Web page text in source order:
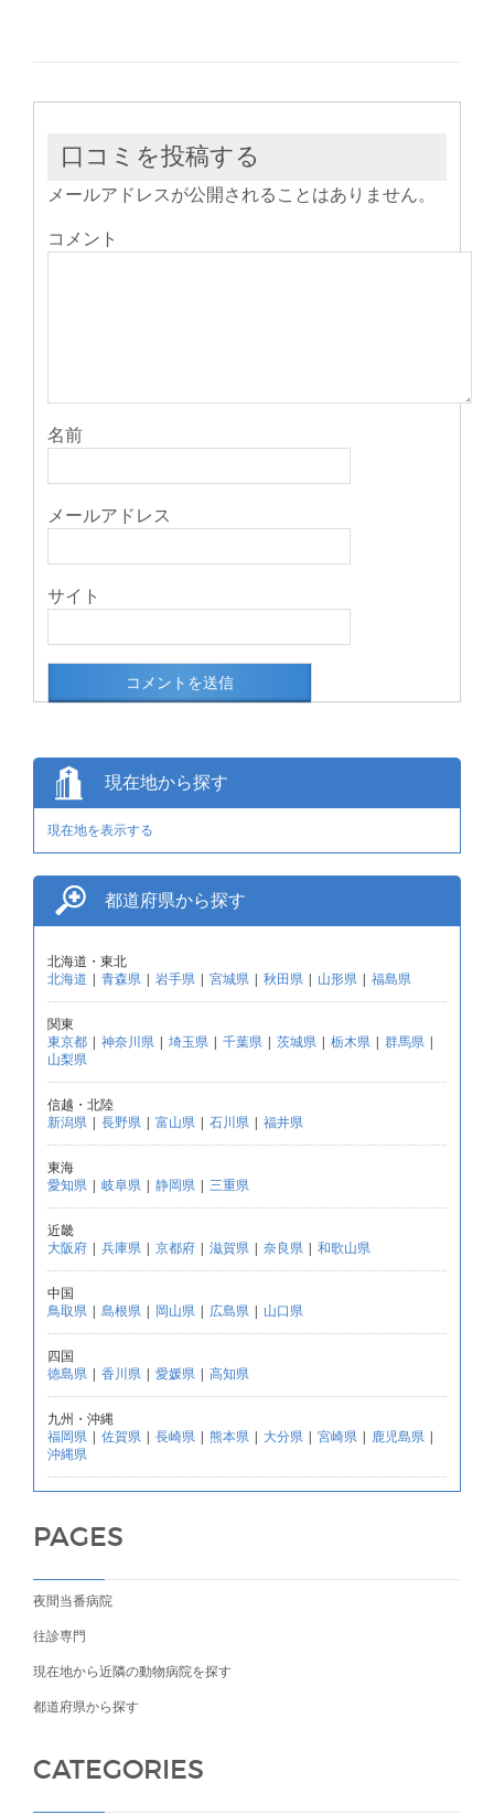
す) ィ
ウ
で
き
ま
す)
口コミを投稿する
メールアドレスが公開されることはありません。
コメント
名前
メールアドレス
サイト
現在地から探す
現在地を表示する
都道府県から探す
北海道・東北
北海道 | 青森県 | 岩手県 | 宮城県 | 秋田県 | 山形県 | 福島県
関東
東京都 | 神奈川県 | 埼玉県 | 千葉県 | 茨城県 | 栃木県 | 群馬県 |
山梨県
信越・北陸
新潟県 | 長野県 | 富山県 | 石川県 | 福井県
東海
愛知県 | 岐阜県 | 静岡県 | 三重県
近畿
大阪府 | 兵庫県 | 京都府 | 滋賀県 | 奈良県 | 和歌山県
中国
鳥取県 | 島根県 | 岡山県 | 広島県 | 山口県
四国
徳島県 | 香川県 | 愛媛県 | 高知県
九州・沖縄
福岡県 | 佐賀県 | 長崎県 | 熊本県 | 大分県 | 宮崎県 | 鹿児島県 |
沖縄県
PAGES
夜間当番病院
往診専門
現在地から近隣の動物病院を探す
都道府県から探す
CATEGORIES